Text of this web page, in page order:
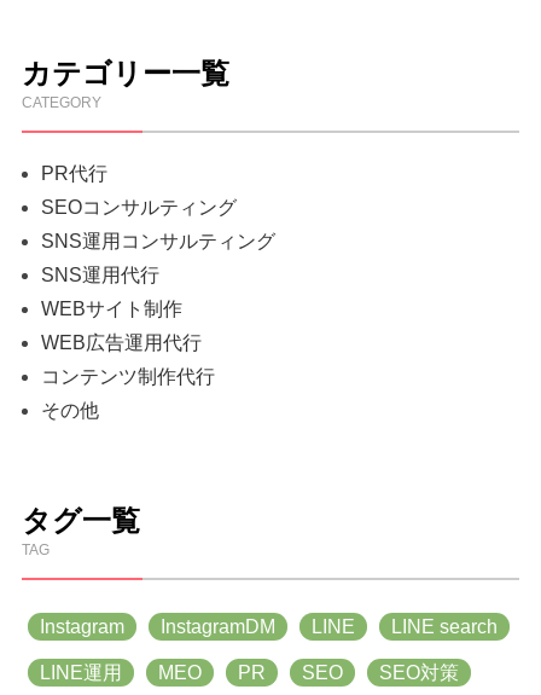
カテゴリー一覧
CATEGORY
PR代行
SEOコンサルティング
SNS運用コンサルティング
SNS運用代行
WEBサイト制作
WEB広告運用代行
コンテンツ制作代行
その他
タグ一覧
TAG
Instagram InstagramDM LINE LINE search
LINE運用 MEO PR SEO SEO対策